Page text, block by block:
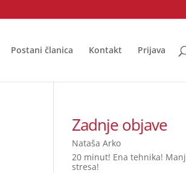
Postani članica Kontakt Prijava
Zadnje objave
Nataša Arko
20 minut! Ena tehnika! Manj
stresa!